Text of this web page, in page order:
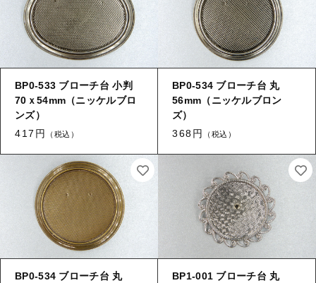
BP0-533 ブローチ台 小判
70ｘ54mm（ニッケルブロ
ンズ）
417円
（税込）
BP0-534 ブローチ台 丸
56mm（ニッケルブロン
ズ）
368円
（税込）
BP0-534 ブローチ台 丸
BP1-001 ブローチ台 丸
【表金具】 皿・ミール皿
【表金具】 浅皿
【表金具】 押皿・挽物
【表金具】 4ッ爪
【表金具】 透かしパーツ
【表金具】 プレート
【留め金具】 ブローチピン
【留め金具】 丸カン・小判カン
【留め金具】 指輪
【表金具】 浅皿
【表金具】 4ッ爪
【表金具】 透かしパーツ
【表金具】 平板
【表金具】 プレート
【留め金具】 ブローチピン
並び順